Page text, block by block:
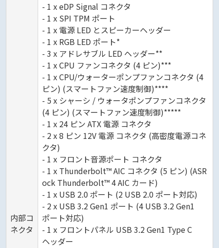
内部コ
ネクタ
- 1 x eDP Signal コネクタ
- 1 x SPI TPM ポート
- 1 x 電源 LED とスピーカーヘッダー
- 1 x RGB LED ポート*
- 3 x アドレサブル LED ヘッダー**
- 1 x CPU ファンコネクタ (4 ピン)***
- 1 x CPU/ウォーターポンプファンコネクタ (4
ピン) (スマートファン速度制御)****
- 5 x シャーシ / ウォータポンプファンコネクタ
(4 ピン) (スマートファン速度制御)*****
- 1 x 24 ピン ATX 電源 コネクタ
- 2 x 8 ピン 12V 電源 コネクタ (高密度電源コネ
クタ)
- 1 x フロント音源ポート コネクタ
- 1 x Thunderbolt™ AIC コネクタ (5 ピン) (ASR
ock Thunderbolt™ 4 AIC カード)
- 1 x USB 2.0 ポート (2 USB 2.0 ポート対応)
- 2 x USB 3.2 Gen1 ポート (4 USB 3.2 Gen1
ポート対応)
- 1 x フロントパネル USB 3.2 Gen1 Type C
ヘッダー